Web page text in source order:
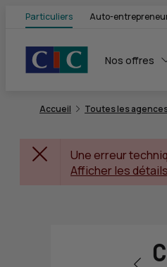
Particuliers Auto-
Nos offres
Accueil Toutes les
Une erreur
Afficher les